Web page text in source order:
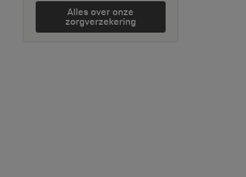
Alles over onze
zorgverzekering